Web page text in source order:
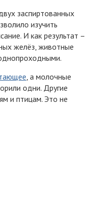
заспиртованных
изучить
И как результат –
желёз, животные
, а молочные
одни. Другие
и птицам. Это не